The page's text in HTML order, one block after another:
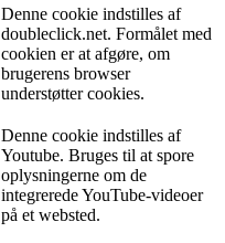
Denne cookie indstilles af
doubleclick.net. Formålet med
cookien er at afgøre, om
brugerens browser
understøtter cookies.
Denne cookie indstilles af
Youtube. Bruges til at spore
oplysningerne om de
integrerede YouTube-videoer
på et websted.